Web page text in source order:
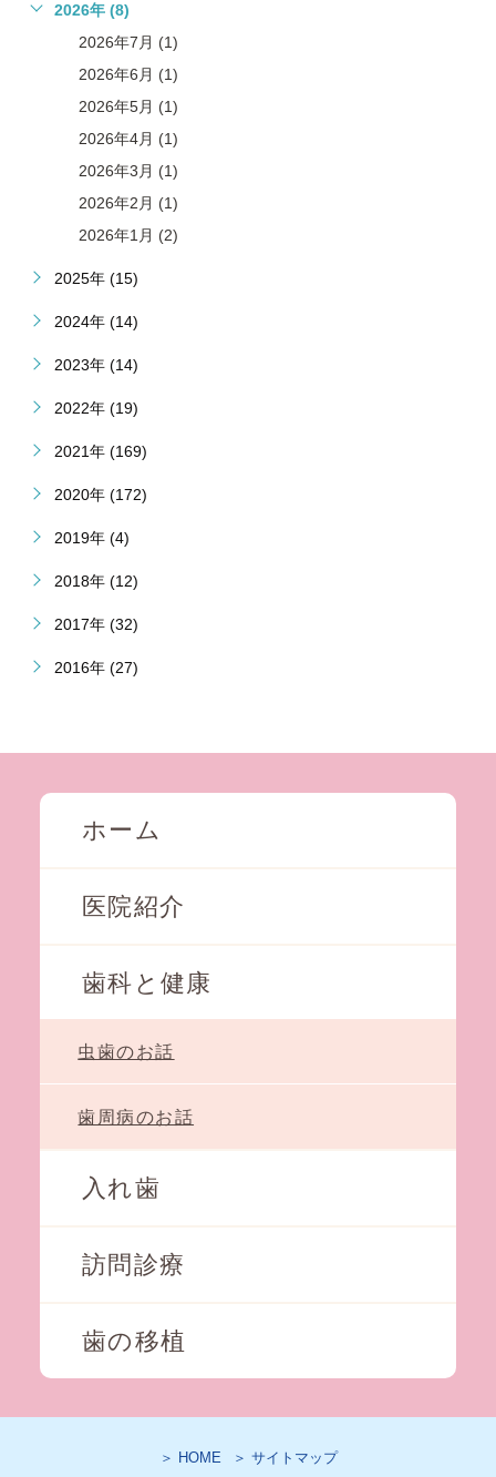
2026年 (8)
2026年7月 (1)
2026年6月 (1)
2026年5月 (1)
2026年4月 (1)
2026年3月 (1)
2026年2月 (1)
2026年1月 (2)
2025年 (15)
2024年 (14)
2023年 (14)
2022年 (19)
2021年 (169)
2020年 (172)
2019年 (4)
2018年 (12)
2017年 (32)
2016年 (27)
ホーム
医院紹介
歯科と健康
虫歯のお話
歯周病のお話
入れ歯
訪問診療
歯の移植
＞ HOME ＞ サイトマップ